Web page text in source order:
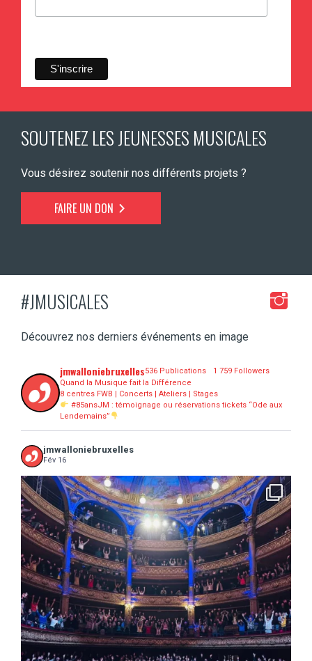
SOUTENEZ LES JEUNESSES MUSICALES
Vous désirez soutenir nos différents projets ?
FAIRE UN DON
#JMUSICALES
Découvrez nos derniers événements en image
jmwalloniebruxelles536 Publications
1 759 Followers
Quand la Musique fait la Différence
8 centres FWB | Concerts | Ateliers | Stages
#85ansJM : témoignage ou réservations tickets “Ode aux
Lendemains”
jmwalloniebruxelles
Fév 16
16 concerts scolaires, 3 tout public, 3620 ...
10 0